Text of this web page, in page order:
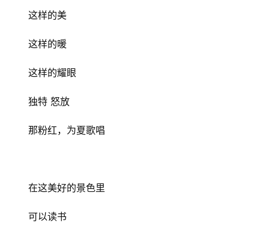
这样的美
这样的暖
这样的耀眼
独特 怒放
那粉红，为夏歌唱
在这美好的景色里
可以读书